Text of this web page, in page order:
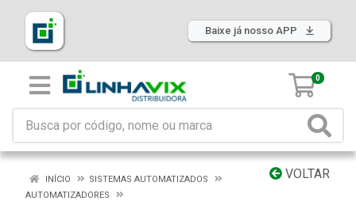
Baixe já nosso APP
0
VOLTAR
INÍCIO
SISTEMAS AUTOMATIZADOS
AUTOMATIZADORES